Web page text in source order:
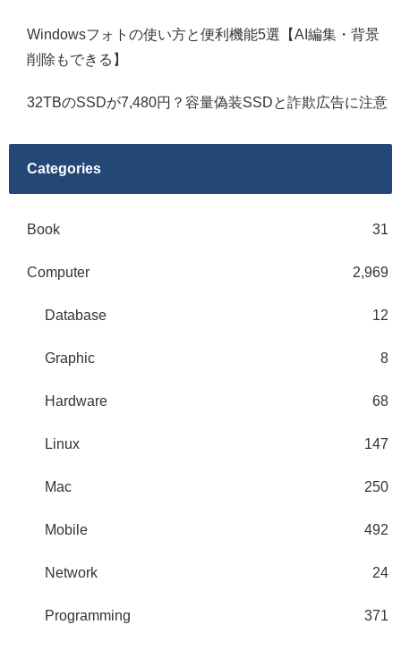
Windowsフォトの使い方と便利機能5選【AI編集・背景
削除もできる】
32TBのSSDが7,480円？容量偽装SSDと詐欺広告に注意
Categories
Book 31
Computer 2,969
Database 12
Graphic 8
Hardware 68
Linux 147
Mac 250
Mobile 492
Network 24
Programming 371